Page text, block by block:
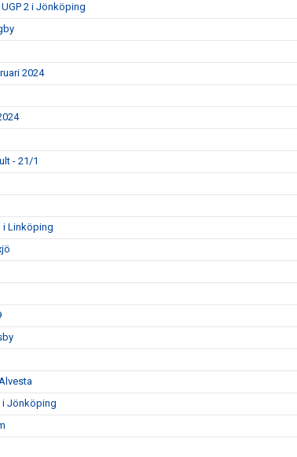
2 i Jönköping
2024
- 21/1
i Linköping
i Jönköping